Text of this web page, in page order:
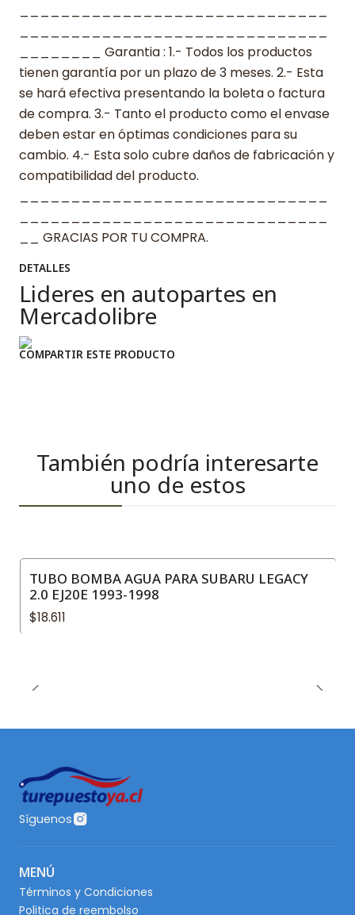
________ Garantia : 1.- Todos los productos
tienen garantía por un plazo de 3 meses. 2.- Esta
se hará efectiva presentando la boleta o factura
de compra. 3.- Tanto el producto como el envase
deben estar en óptimas condiciones para su
cambio. 4.- Esta solo cubre daños de fabricación y
compatibilidad del producto.
__ GRACIAS POR TU COMPRA.
DETALLES
Lideres en autopartes en
Mercadolibre
COMPARTIR ESTE PRODUCTO
También podría interesarte
uno de estos
TUBO BOMBA AGUA PARA SUBARU LEGACY
2.0 EJ20E 1993-1998
$18.611
Síguenos
MENÚ
Términos y Condiciones
Politica de reembolso